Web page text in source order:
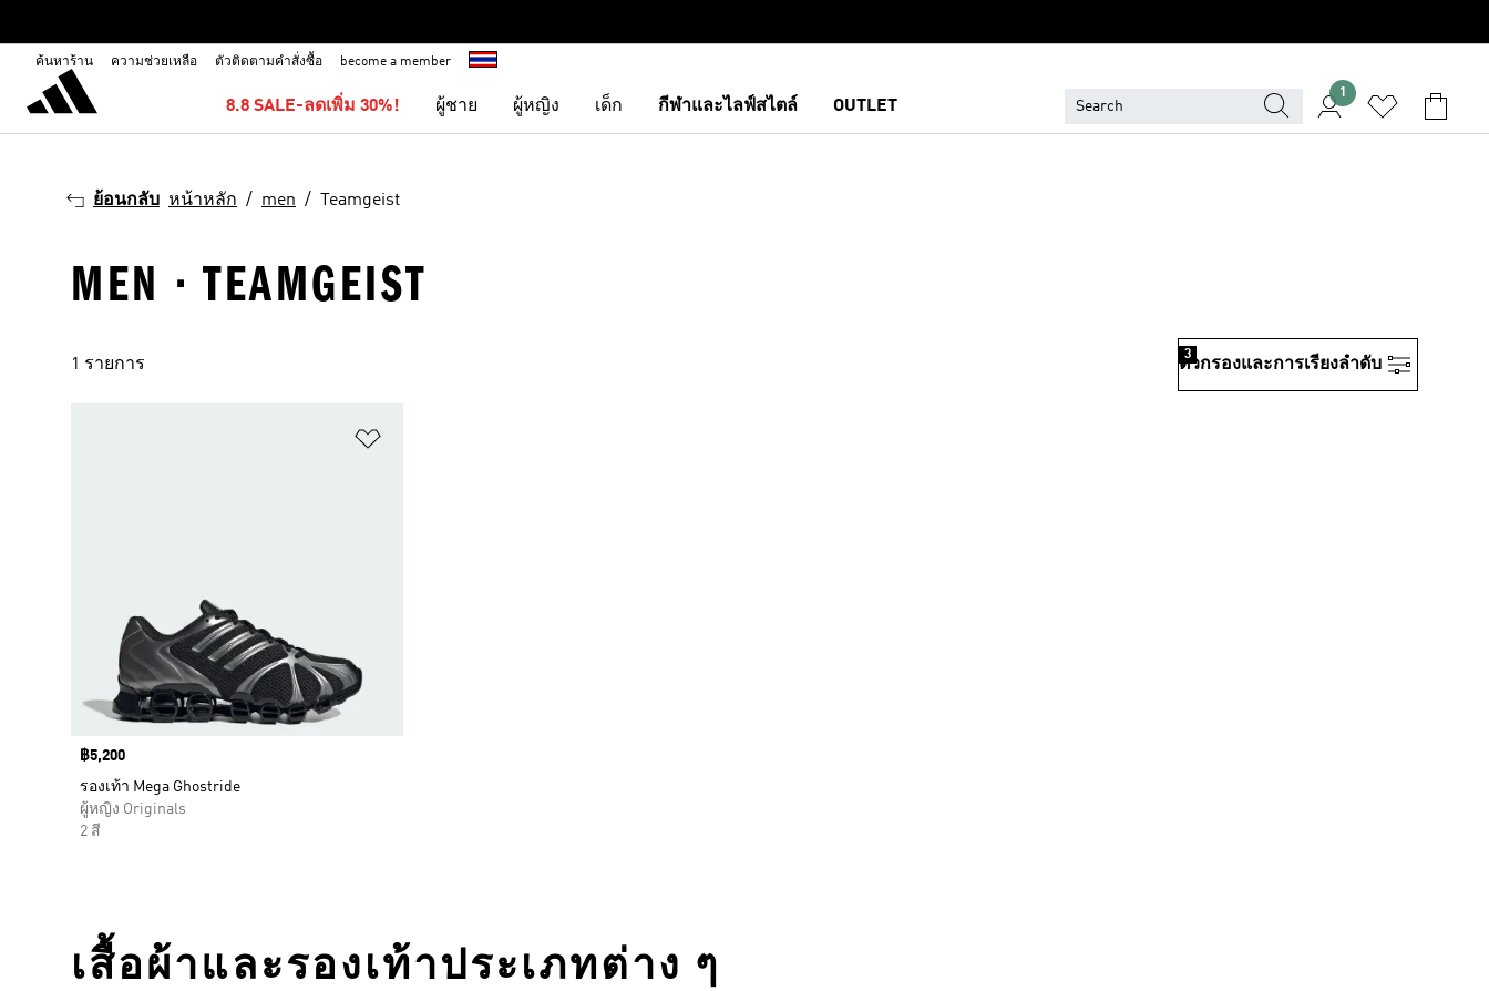
ค้นหาร้าน ความช่วยเหลือ ตัวติดตามคำสั่งซื้อ become a member
8.8 SALE-ลดเพิ่ม 30%! ผู้ชาย ผู้หญิง เด็ก กีฬาและไลฟ์สไตล์ OUTLET
1
ย้อนกลับ หน้าหลัก men Teamgeist
MEN · TEAMGEIST
1 รายการ ตัวกรองและการเรียงลําดับ
3
Price
฿5,200
รองเท้า Mega Ghostride
ผู้หญิง Originals
2 สี
เสื้อผ้าและรองเท้าประเภทต่าง ๆ